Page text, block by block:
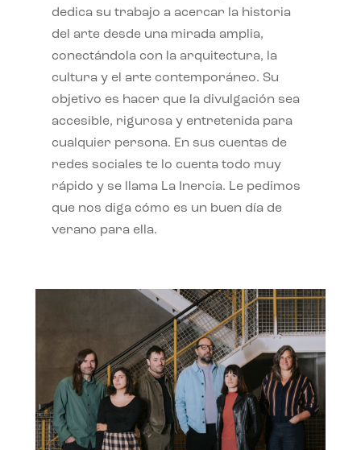
dedica su trabajo a acercar la historia
del arte desde una mirada amplia,
conectándola con la arquitectura, la
cultura y el arte contemporáneo. Su
objetivo es hacer que la divulgación sea
accesible, rigurosa y entretenida para
cualquier persona. En sus cuentas de
redes sociales te lo cuenta todo muy
rápido y se llama La Inercia. Le pedimos
que nos diga cómo es un buen día de
verano para ella.